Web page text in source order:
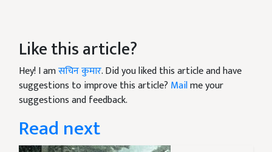
Like this article?
Hey! I amसचिन कुमार. Did you liked this article and have
suggestions to improve this article? Mailme your
suggestions and feedback.
Read next